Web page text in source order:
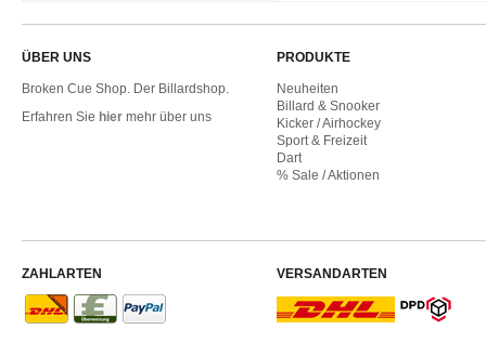
ÜBER UNS
Broken Cue Shop. Der Billardshop.
Erfahren Sie hier mehr über uns
PRODUKTE
Neuheiten
Billard & Snooker
Kicker / Airhockey
Sport & Freizeit
Dart
% Sale / Aktionen
ZAHLARTEN VERSANDARTEN